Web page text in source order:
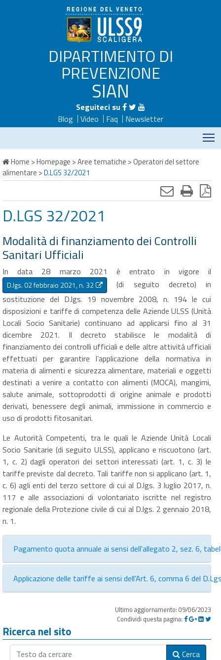
DIPARTIMENTO DI
PREVENZIONE
SIAN
Seguiteci su
Blog
Video Faq
Newsletter
Home >Homepage >Aree tematiche >Operatori del settore
alimentare >D.LGS 32/2021
D.LGS 32/2021
Modalità di finanziamento dei Controlli
Sanitari Ufficiali
In data 28 marzo 2021 è entrato in vigore il
D.lgs. 02 febbraio 2021, n. 32
(di seguito decreto) in
sostituzione del D.lgs. 19 novembre 2008, n. 194 le cui
disposizioni e tariffe di competenza delle Aziende ULSS (Unità
Locali Socio Sanitarie) continuano ad applicarsi fino al 31
dicembre 2021. Il decreto stabilisce le modalità di
finanziamento dei controlli ufficiali e delle altre attività ufficiali
effettuati per garantire l’applicazione della normativa in
materia di alimenti e sicurezza alimentare, materiali e oggetti
destinati a venire a contatto con alimenti (MOCA), mangimi,
salute animale, sottoprodotti di origine animale e prodotti
derivati, benessere degli animali, immissione in commercio e
uso di prodotti fitosanitari.
Le Autorità Competenti, tra le quali le Aziende Unità Locali
Socio Sanitarie (di seguito ULSS), applicano e riscuotono (art.
1, c. 2) dagli operatori dei settori interessati (art. 1, c. 3) le
tariffe previste dal decreto. Tali tariffe non si applicano (art. 1,
c. 6) agli enti del terzo settore di cui al D.lgs. 3 luglio 2017, n.
117 e alle associazioni di volontariato iscritte nel registro
regionale della Protezione civile di cui al D.lgs. 2 gennaio 2018,
n. 1.
Pagamento quota annuale ai sensi dell'allegato 2, sez. 6,
Applicazione delle tariffe ai sensi dell'Art. 6, comma 6 del
Ultimo aggiornamento: 09/06/2023
Condividi questa pagina:
Ricerca nel sito
Cerca